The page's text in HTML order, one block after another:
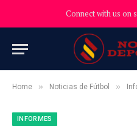
Connect with us on
Home » Noticias de Fútbol »
INFORMES